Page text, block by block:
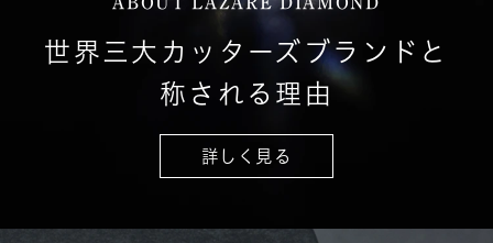
世界三大カッターズブランドと
称される理由
詳しく見る